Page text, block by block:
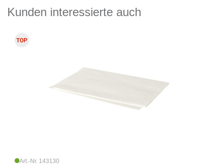
Kunden interessierte auch
Art.-Nr. 143130